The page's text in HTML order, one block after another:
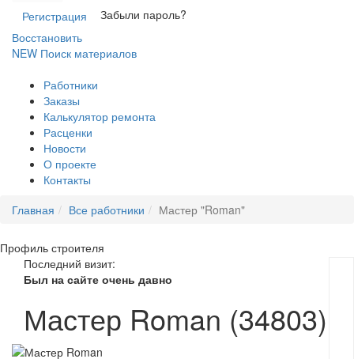
Регистрация
Забыли пароль?
Восстановить
NEW Поиск материалов
Работники
Заказы
Калькулятор ремонта
Расценки
Новости
О проекте
Контакты
Главная
Все работники Мастер "Roman"
Профиль строителя
Последний визит:
Был на сайте очень давно
Мастер Roman (34803)